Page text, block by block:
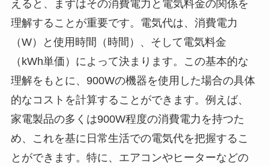
えると、まずはその消費電力と電気料金の関係を
理解することが重要です。電気代は、消費電力
（W）と使用時間（時間）、そして電気料金
（kWh単価）によって決まります。この基本的な
理解をもとに、900Wの機器を使用した場合の具体
的なコストを計算することができます。例えば、
家電製品の多くは900W程度の消費電力を持つた
め、これを基に日常生活での電気代を把握するこ
とができます。特に、エアコンやヒーターなどの